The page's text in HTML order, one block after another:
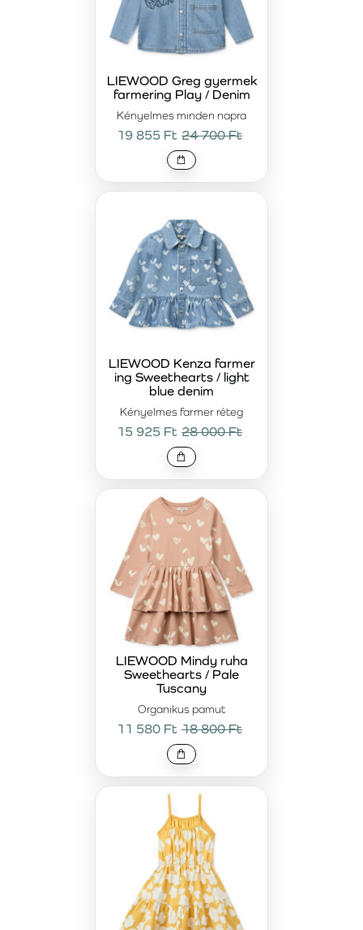
Kényelmes minden napra
LIEWOOD Greg gyermek
farmering Play / Denim
19 855 Ft 24 700 Ft
Kényelmes farmer réteg
LIEWOOD Kenza farmer
ing Sweethearts / light
blue denim
15 925 Ft 28 000 Ft
Organikus pamut
LIEWOOD Mindy ruha
Sweethearts / Pale
Tuscany
11 580 Ft 18 800 Ft